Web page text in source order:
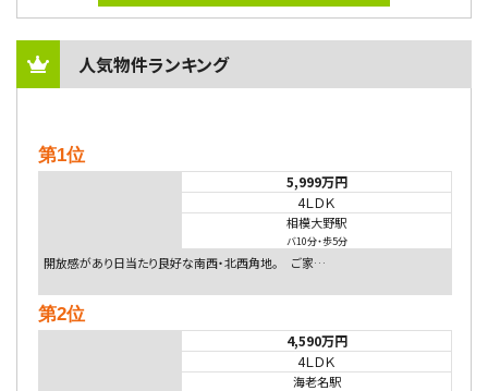
人気物件ランキング
第1位
5,999万円
4ＬＤＫ
相模大野駅
バ10分・歩5分
開放感があり日当たり良好な南西・北西角地。 ご家…
第2位
4,590万円
4ＬＤＫ
海老名駅